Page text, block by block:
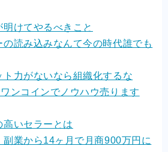
明けてやるべきこと
の読み込みなんて今の時代誰でも
ト力がないなら組織化するな
ンコインでノウハウ売ります
高いセラーとは
副業から14ヶ月で月商900万円に